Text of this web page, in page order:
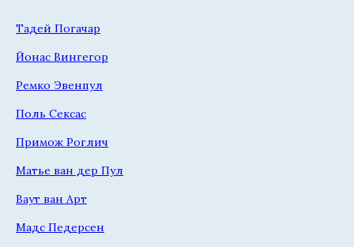
Тадей Погачар
Йонас Вингегор
Ремко Эвенпул
Поль Сексас
Примож Роглич
Матье ван дер Пул
Ваут ван Арт
Мадс Педерсен